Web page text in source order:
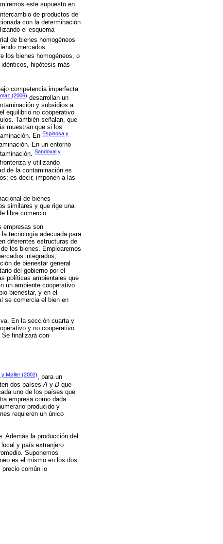
este supuesto en
de productos de
con la determinación
el esquema
de bienes homogéneos
mercados
los bienes homogéneos, o
hipótesis más
competencia imperfecta
(2006) desarrollan un
y subsidios a
equilibrio no cooperativo
También señalan, que
muestran que si los
En Espinosa y
En un entorno
Sandoval y
y utilizando
de la contaminación es
es decir, imponen a las
de bienes
similares y que rige una
libre comercio.
empresas son
tecnología adecuada para
diferentes estructuras de
los bienes. Emplearemos
integrados,
de bienestar general
del gobierno por el
políticas ambientales que
un ambiente cooperativo
bienestar, y en el
se comercia el bien en
En la sección cuarta y
y no cooperativo
finalizará con
y Møller (2002), para un
dos países A y B que
uno de los países que
empresa como dada
producido y
requieren un único
Además la producción del
y país extranjero
Suponemos
es el mismo en los dos
común lo